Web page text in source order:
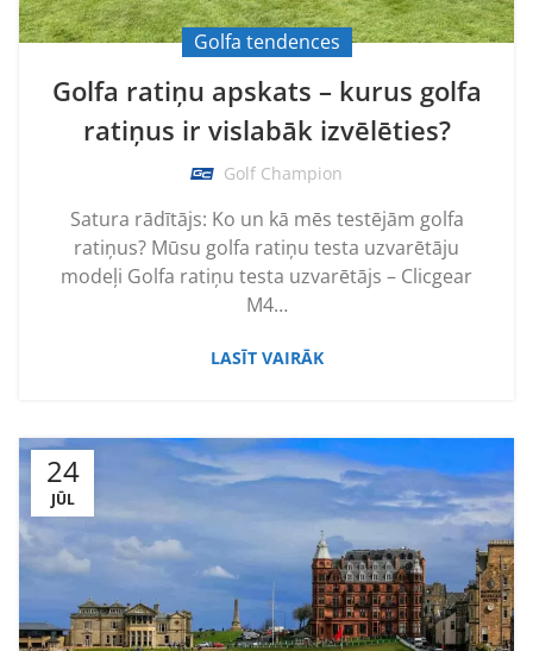
Golfa tendences
Golfa ratiņu apskats – kurus golfa
ratiņus ir vislabāk izvēlēties?
Golf Champion
Satura rādītājs: Ko un kā mēs testējām golfa
ratiņus? Mūsu golfa ratiņu testa uzvarētāju
modeļi Golfa ratiņu testa uzvarētājs – Clicgear
M4…
LASĪT VAIRĀK
24
JŪL